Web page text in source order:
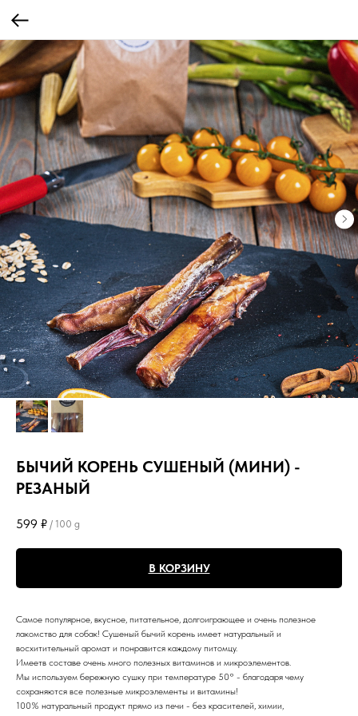
БЫЧИЙ КОРЕНЬ СУШЕНЫЙ (МИНИ) -
РЕЗАНЫЙ
599 ₽ / 100 g
В КОРЗИНУ
Самое популярное, вкусное, питательное, долгоиграющее и очень полезное
лакомство для собак! Сушеный бычий корень имеет натуральный и
восхитительный аромат и понравится каждому питомцу.
Имеетв составе очень много полезных витаминов и микроэлементов.
Мы используем бережную сушку при температуре 50° - благодаря чему
сохраняются все полезные микроэлементы и витамины!
100% натуральный продукт прямо из печи - без красителей, химии,